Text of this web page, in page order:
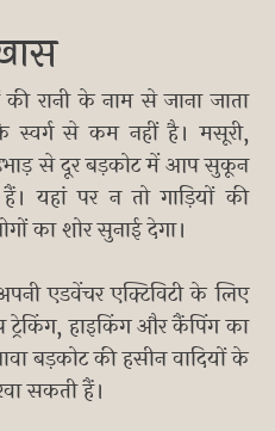
रानी के नाम से जाना जाता
स्वर्ग से कम नहीं है। मसूरी,
से दूर बड़कोट में आप सुकून
यहां पर न तो गाड़ियों की
का शोर सुनाई देगा।
एडवेंचर एक्टिविटी के लिए
ट्रेकिंग, हाइकिंग और कैंपिंग का
बड़कोट की हसीन वादियों के
सकती हैं।